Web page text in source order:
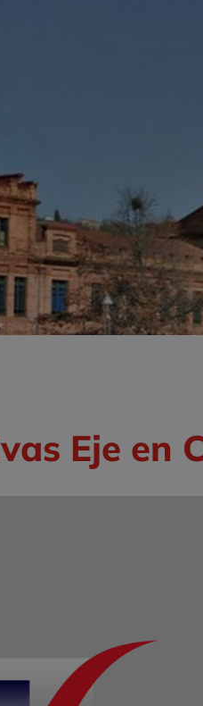
Eje en